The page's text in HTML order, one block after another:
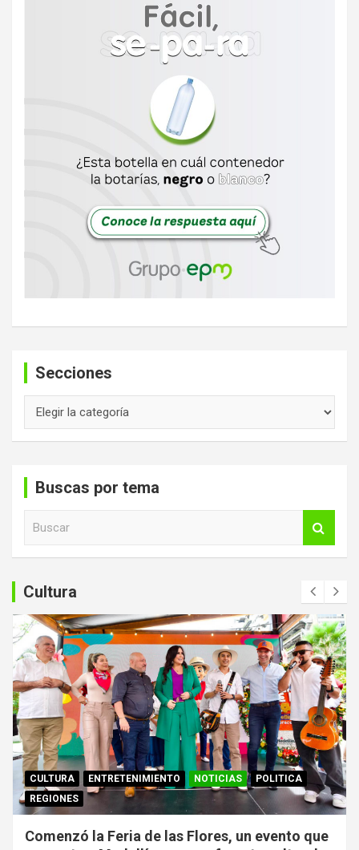
Secciones
Buscas por tema
a
Cultura
CULTURA ENTRETENIMIENTO NOTICIAS
POLITICA
REGIONES
Comenzó la Feria de las Flores, un evento que